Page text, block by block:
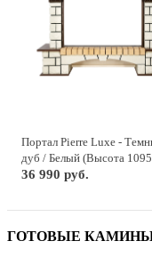
Портал Pierre Luxe -
дуб / Белый (Высота
36 990 руб.
ГОТОВЫЕ